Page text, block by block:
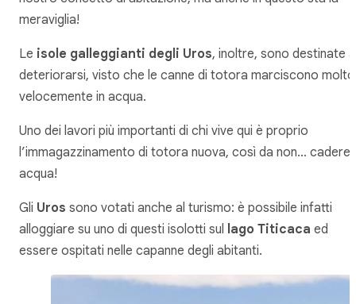
meraviglia!
Le isole galleggianti degli Uros, inoltre, sono destinate a
deteriorarsi, visto che le canne di totora marciscono molto
velocemente in acqua.
Uno dei lavori più importanti di chi vive qui è proprio
l’immagazzinamento di totora nuova, così da non… cadere
acqua!
Gli Uros sono votati anche al turismo: è possibile infatti
alloggiare su uno di questi isolotti sul
lago Titicaca ed
essere ospitati nelle capanne degli abitanti.